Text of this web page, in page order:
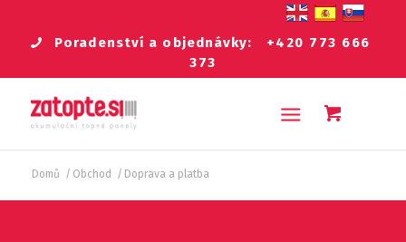
Poradenství a objednávky: +420 773 666
373
Domů / Obchod / Doprava a platba